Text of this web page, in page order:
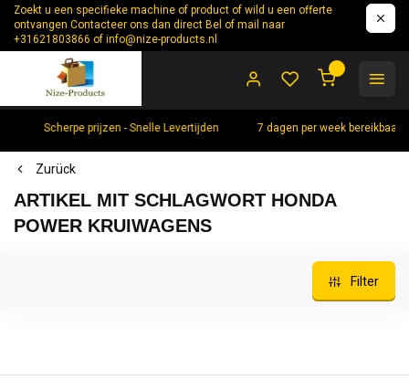
Zoekt u een specifieke machine of product of wild u een offerte
ontvangen Contacteer ons dan direct Bel of mail naar
+31621803866 ofinfo@nize-products.nl
Scherpe prijzen - Snelle Levertijden 7 dagen per week bereikbaar
Zurück
ARTIKEL MIT SCHLAGWORT HONDA
POWER KRUIWAGENS
Filter